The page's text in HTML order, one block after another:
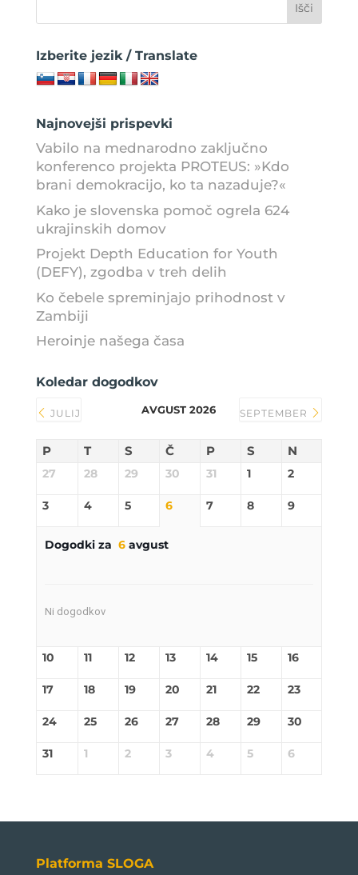
Izberite jezik / Translate
Najnovejši prispevki
Vabilo na mednarodno zaključno
konferenco projekta PROTEUS: »Kdo
brani demokracijo, ko ta nazaduje?«
Kako je slovenska pomoč ogrela 624
ukrajinskih domov
Projekt Depth Education for Youth
(DEFY), zgodba v treh delih
Ko čebele spreminjajo prihodnost v
Zambiji
Heroinje našega časa
Koledar dogodkov
JULIJ AVGUST 2026 SEPTEMBER
P T S Č P S N
27 28 29 30 31 1 2
3 4 5 6 7 8 9
Dogodki za 6avgust
Ni dogodkov
10 11 12 13 14 15 16
17 18 19 20 21 22 23
24 25 26 27 28 29 30
31 1 2 3 4 5 6
Platforma SLOGA